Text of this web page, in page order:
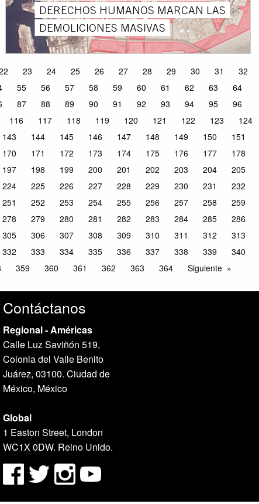
DERECHOS HUMANOS MARCAN LAS
DEMOLICIONES MASIVAS
23 24 25 26 27 28 29 30 31
32
55 56 57 58 59 60 61 62 63
64
87 88 89 90 91 92 93 94 95
96
116 117 118 119 120 121 122 123
124
143 144 145 146 147 148 149 150
151
170 171 172 173 174 175 176 177
178
197 198 199 200 201 202 203 204
205
224 225 226 227 228 229 230 231
232
251 252 253 254 255 256 257 258
259
278 279 280 281 282 283 284 285
286
305 306 307 308 309 310 311 312
313
332 333 334 335 336 337 338 339
340
359 360 361 362 363 364 Siguiente
Contáctanos
Regional - Américas
Calle Luz Saviñón 519,
Colonia del Valle Benito
Juárez, 03100. Ciudad de
México, México
Global
1 Easton Street, London
WC1X 0DW. Reino Unido.